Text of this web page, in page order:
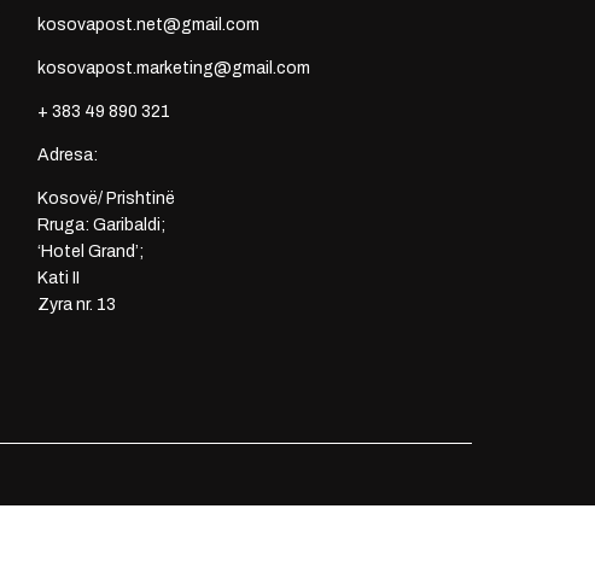
kosovapost.net@gmail.com
kosovapost.marketing@gmail.com
+ 383 49 890 321
Adresa:
Kosovë/ Prishtinë
Rruga: Garibaldi;
‘Hotel Grand’;
Kati II
Zyra nr. 13